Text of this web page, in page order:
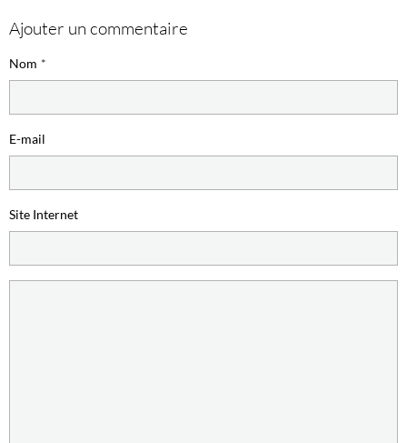
Ajouter un commentaire
Nom
E-mail
Site Internet